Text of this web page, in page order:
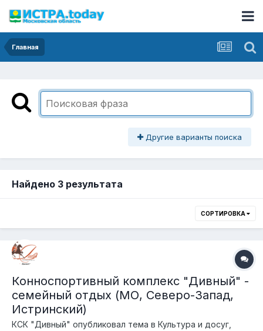
Главная
Другие варианты поиска
Найдено 3 результата
СОРТИРОВКА
Конноспортивный комплекс "Дивный" -
семейный отдых (МО, Северо-Запад,
Истринский)
КСК "Дивный" опубликовал тема в Культура и досуг,